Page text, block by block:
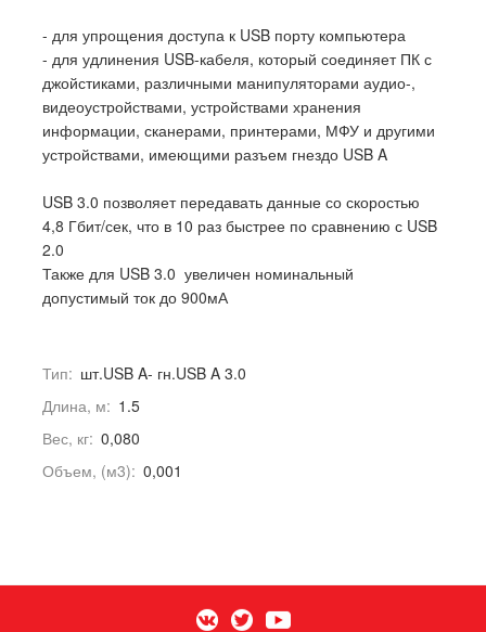
- для упрощения доступа к USB порту компьютера
- для удлинения USB-кабеля, который соединяет ПК с
джойстиками, различными манипуляторами аудио-,
видеоустройствами, устройствами хранения
информации, сканерами, принтерами, МФУ и другими
устройствами, имеющими разъем гнездо USB A
USB 3.0 позволяет передавать данные со скоростью
4,8 Гбит/сек, что в 10 раз быстрее по сравнению с USB
2.0
Также для USB 3.0 увеличен номинальный
допустимый ток до 900мА
Тип: шт.USB A- гн.USB A 3.0
Длина, м: 1.5
Вес, кг: 0,080
Объем, (м3): 0,001